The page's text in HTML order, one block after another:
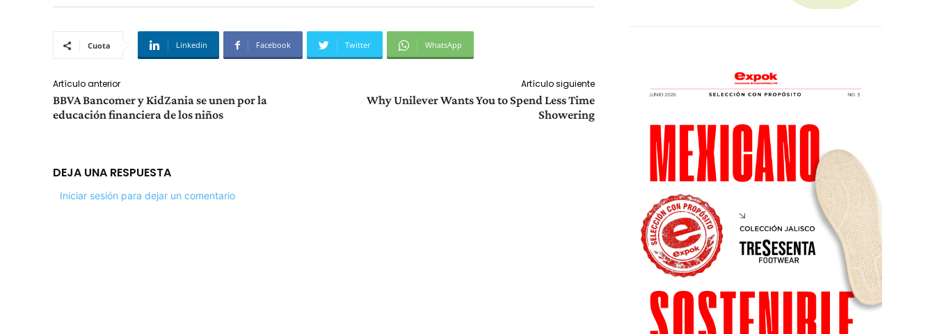
Cuota Linkedin Facebook Twitter WhatsApp
Artículo anterior
BBVA Bancomer y KidZania se unen por la
educación financiera de los niños
Artículo siguiente
Why Unilever Wants You to Spend Less Time
Showering
DEJA UNA RESPUESTA
Iniciar sesión para dejar un comentario